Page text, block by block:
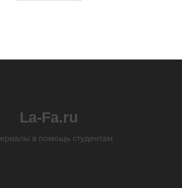
La-Fa.ru
в помощь студентам